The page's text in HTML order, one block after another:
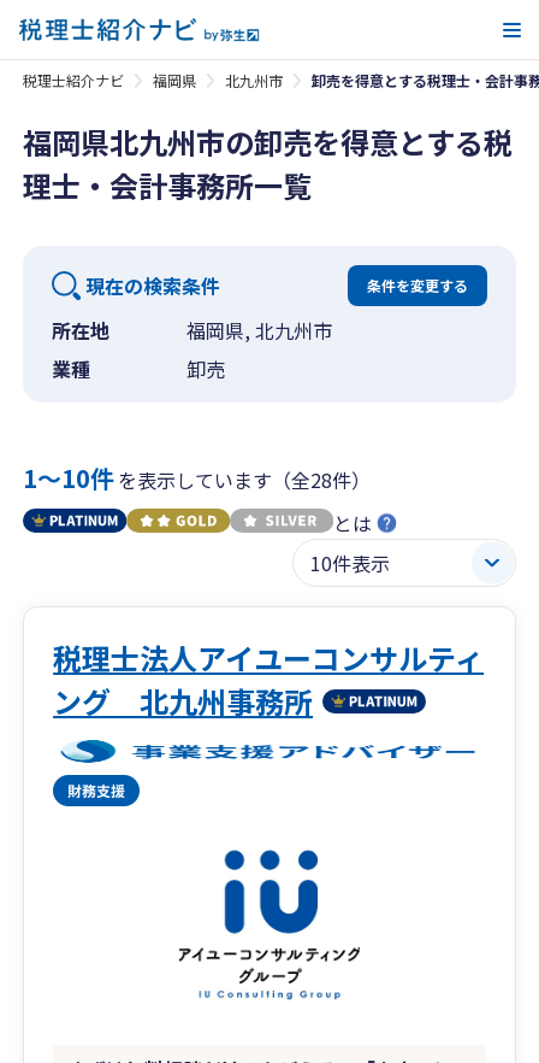
税理士紹介ナビ 福岡県 北九州市 卸売を得意とする税理士・会計事
福岡県北九州市の卸売を得意とする税
理士・会計事務所一覧
現在の検索条件 条件を変更する
所在地
福岡県, 北九州市
業種
卸売
1〜10件を表示しています（全28件）
とは
税理士法人アイユーコンサルティ
ング 北九州事務所